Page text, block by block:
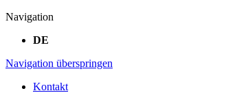
Navigation
DE
Navigation überspringen
Kontakt